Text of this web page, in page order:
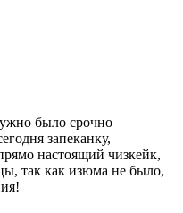
было срочно
запеканку,
настоящий чизкейк,
так как изюма не было,